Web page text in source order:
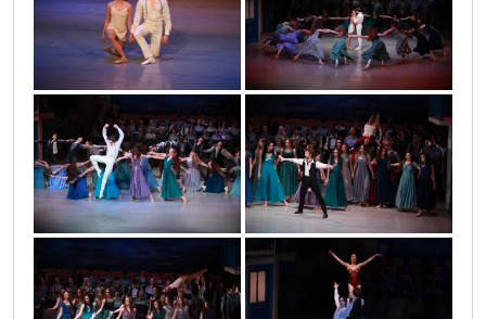
vla_5751 vla_5753
vla_5759 vla_5761
vla_5762 vla_5770